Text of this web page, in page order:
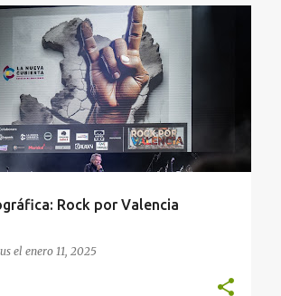
Rock por Valencia
el enero 11, 2025
ARMANDO DE CASTRO BURNING